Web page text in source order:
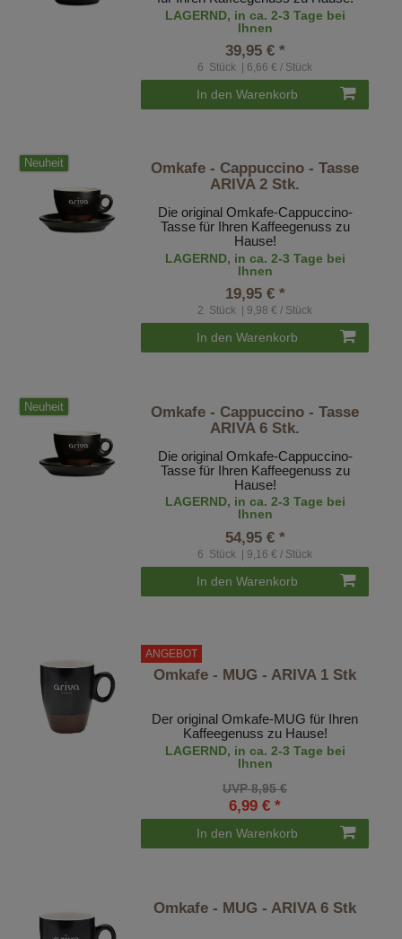
LAGERND, in ca. 2-3 Tage bei
Ihnen
39,95 € *
6 Stück | 6,66 € / Stück
In den Warenkorb
Neuheit
Omkafe - Cappuccino - Tasse
ARIVA 2 Stk.
Die original Omkafe-Cappuccino-
Tasse für Ihren Kaffeegenuss zu
Hause!
LAGERND, in ca. 2-3 Tage bei
Ihnen
19,95 € *
2 Stück | 9,98 € / Stück
In den Warenkorb
Neuheit
Omkafe - Cappuccino - Tasse
ARIVA 6 Stk.
Die original Omkafe-Cappuccino-
Tasse für Ihren Kaffeegenuss zu
Hause!
LAGERND, in ca. 2-3 Tage bei
Ihnen
54,95 € *
6 Stück | 9,16 € / Stück
In den Warenkorb
ANGEBOT
Omkafe - MUG - ARIVA 1 Stk
Der original Omkafe-MUG für Ihren
Kaffeegenuss zu Hause!
LAGERND, in ca. 2-3 Tage bei
Ihnen
UVP 8,95 €
6,99 € *
In den Warenkorb
Omkafe - MUG - ARIVA 6 Stk